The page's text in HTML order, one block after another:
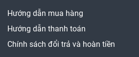
Hướng dẫn mua hàng
Hướng dẫn thanh toán
Chính sách đổi trả và hoàn tiền